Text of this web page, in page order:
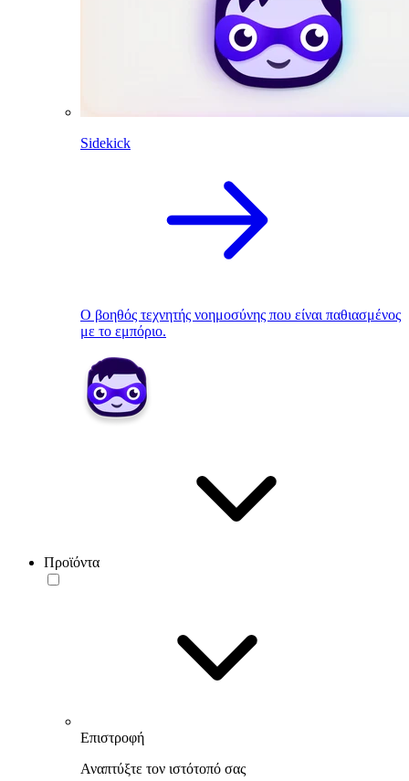
Sidekick
Ο βοηθός τεχνητής νοημοσύνης που είναι παθιασμένος
με το εμπόριο.
Προϊόντα
Επιστροφή
Αναπτύξτε τον ιστότοπό σας